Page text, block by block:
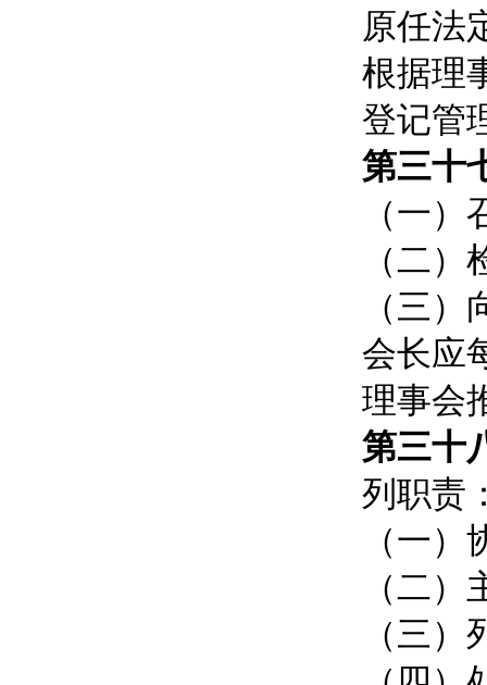
原任法
根据理
登记管
第三十
（一
（二
（三
会长应
理事会
第三十
列职责
（一
（二
（三